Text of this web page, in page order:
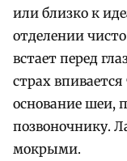
или близко к
отделении
встает перед
страх
основание шеи,
позвоночнику.
мокрыми.